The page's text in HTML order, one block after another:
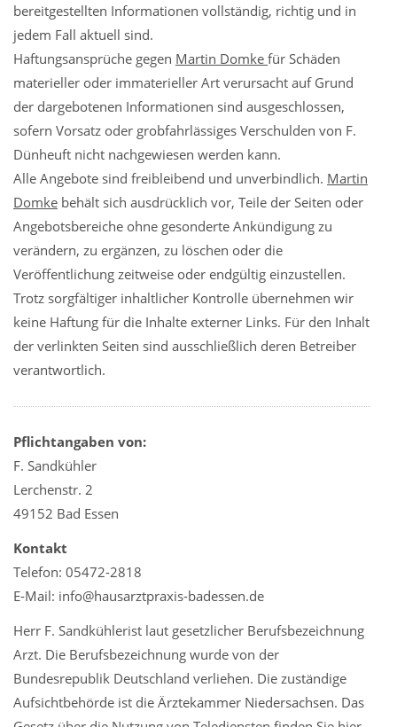
bereitgestellten Informationen vollständig, richtig und in
jedem Fall aktuell sind.
Haftungsansprüche gegen Martin Domke für Schäden
materieller oder immaterieller Art verursacht auf Grund
der dargebotenen Informationen sind ausgeschlossen,
sofern Vorsatz oder grobfahrlässiges Verschulden von F.
Dünheuft nicht nachgewiesen werden kann.
Alle Angebote sind freibleibend und unverbindlich. Martin
Domke behält sich ausdrücklich vor, Teile der Seiten oder
Angebotsbereiche ohne gesonderte Ankündigung zu
verändern, zu ergänzen, zu löschen oder die
Veröffentlichung zeitweise oder endgültig einzustellen.
Trotz sorgfältiger inhaltlicher Kontrolle übernehmen wir
keine Haftung für die Inhalte externer Links. Für den Inhalt
der verlinkten Seiten sind ausschließlich deren Betreiber
verantwortlich.
Pflichtangaben von:
F. Sandkühler
Lerchenstr. 2
49152 Bad Essen
Kontakt
Telefon: 05472-2818
E-Mail: info@hausarztpraxis-badessen.de
Herr F. Sandkühlerist laut gesetzlicher Berufsbezeichnung
Arzt. Die Berufsbezeichnung wurde von der
Bundesrepublik Deutschland verliehen. Die zuständige
Aufsichtbehörde ist die Ärztekammer Niedersachsen. Das